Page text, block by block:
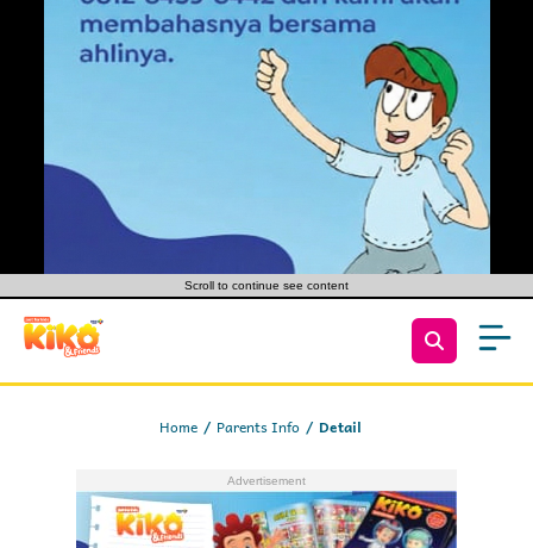
Scroll to continue see content
Home Parents Info Detail